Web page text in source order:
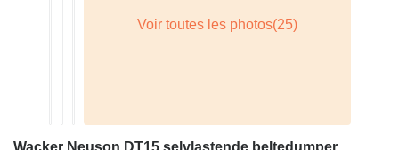
Wacker Neuson DT15 selvlastende beltedumper